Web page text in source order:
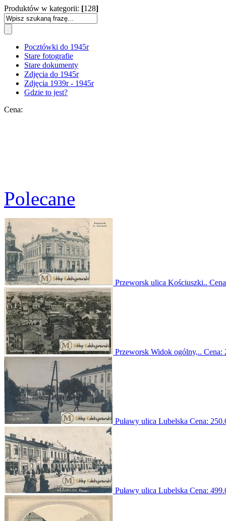
Produktów w kategorii: [128]
Pocztówki do 1945r
Stare fotografie
Stare dokumenty
Zdjęcia do 1945r
Zdjęcia 1939r - 1945r
Gdzie to jest?
Cena:
Polecane
Przeworsk ulica Kościuszki..
Przeworsk Widok ogólny,.. Cena:
Puławy ulica Lubelska Cena:
Puławy ulica Lubelska Cena: